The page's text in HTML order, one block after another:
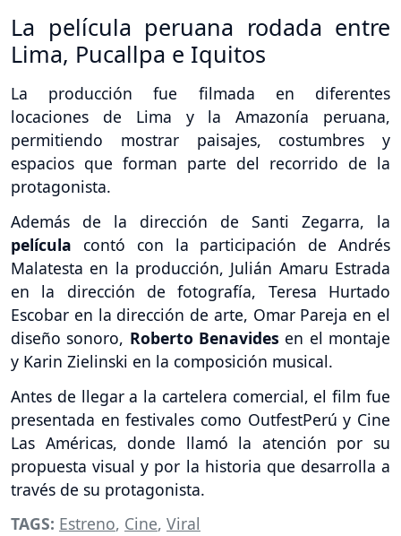
La película peruana rodada entre
Lima, Pucallpa e Iquitos
La producción fue filmada en diferentes
locaciones de Lima y la Amazonía peruana,
permitiendo mostrar paisajes, costumbres y
espacios que forman parte del recorrido de la
protagonista.
Además de la dirección de Santi Zegarra, la
película contó con la participación de Andrés
Malatesta en la producción, Julián Amaru Estrada
en la dirección de fotografía, Teresa Hurtado
Escobar en la dirección de arte, Omar Pareja en el
diseño sonoro, Roberto Benavides en el montaje
y Karin Zielinski en la composición musical.
Antes de llegar a la cartelera comercial, el film fue
presentada en festivales como OutfestPerú y Cine
Las Américas, donde llamó la atención por su
propuesta visual y por la historia que desarrolla a
través de su protagonista.
TAGS: Estreno, Cine, Viral